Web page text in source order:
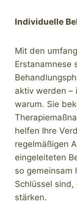
Individuelle
Mit den
Erstanamnese
aktiv werden –
warum. Sie
helfen Ihre
regelmäßigen
eingeleiteten
so gemeinsam
Schlüssel
stärken.